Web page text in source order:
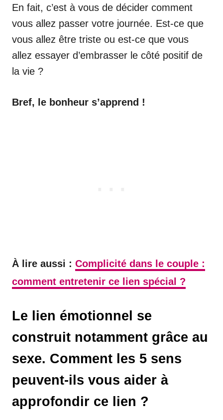
En fait, c’est à vous de décider comment
vous allez passer votre journée. Est-ce que
vous allez être triste ou est-ce que vous
allez essayer d’embrasser le côté positif de
la vie ?
Bref, le bonheur s’apprend !
À lire aussi : Complicité dans le couple :
comment entretenir ce lien spécial ?
Le lien émotionnel se
construit notamment grâce au
sexe. Comment les 5 sens
peuvent-ils vous aider à
approfondir ce lien ?